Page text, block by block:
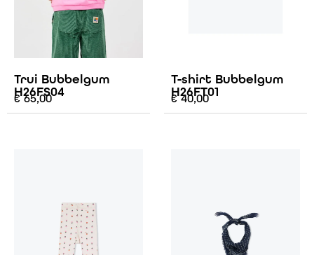
Trui Bubbelgum
H26FS04
€65,00
T-shirt Bubbelgum
H26FT01
€40,00